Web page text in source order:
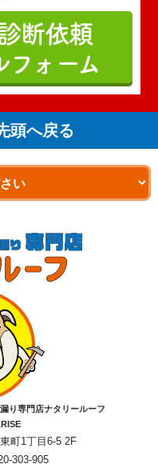
断依頼
フォーム
頭へ戻る
り専門店ナタリールーフ
町1丁目6-5 2F
303-905